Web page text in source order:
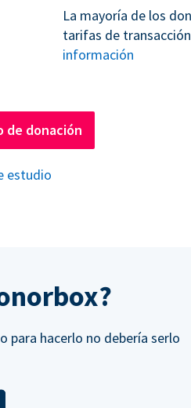
La mayoría de los
tarifas de
información
de donación
estudio
para hacerlo no debería serlo